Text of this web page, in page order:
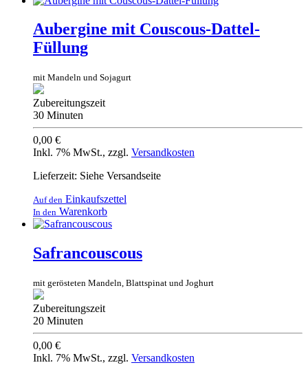
Aubergine mit Couscous-Dattel-
Füllung
mit Mandeln und Sojagurt
Zubereitungszeit
30 Minuten
0,00 €
Inkl. 7% MwSt., zzgl. Versandkosten
Lieferzeit: Siehe Versandseite
Auf den Einkaufszettel
In den Warenkorb
Safrancouscous
mit gerösteten Mandeln, Blattspinat und Joghurt
Zubereitungszeit
20 Minuten
0,00 €
Inkl. 7% MwSt., zzgl. Versandkosten